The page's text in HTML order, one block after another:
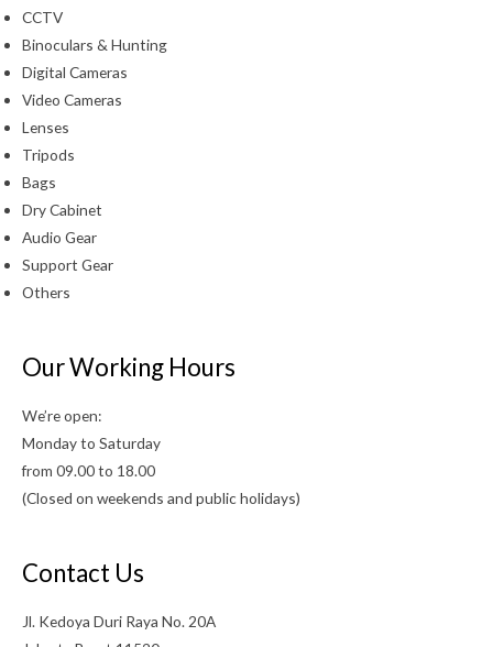
CCTV
Binoculars & Hunting
Digital Cameras
Video Cameras
Lenses
Tripods
Bags
Dry Cabinet
Audio Gear
Support Gear
Others
Our Working Hours
We’re open:
Monday to Saturday
from 09.00 to 18.00
(Closed on weekends and public holidays)
Contact Us
Jl. Kedoya Duri Raya No. 20A